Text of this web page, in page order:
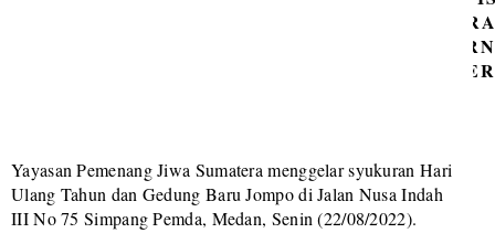
Yayasan Pemenang Jiwa Sumatera menggelar syukuran Hari
Ulang Tahun dan Gedung Baru Jompo di Jalan Nusa Indah
III No 75 Simpang Pemda, Medan, Senin (22/08/2022).